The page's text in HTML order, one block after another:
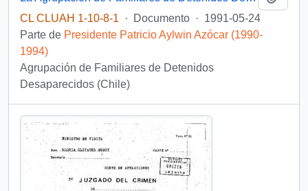
CL CLUAH 1-10-8-1
· Documento · 1991-05-24
Parte de Presidente Patricio Aylwin Azócar (1990-
1994)
Agrupación de Familiares de Detenidos
Desaparecidos (Chile)